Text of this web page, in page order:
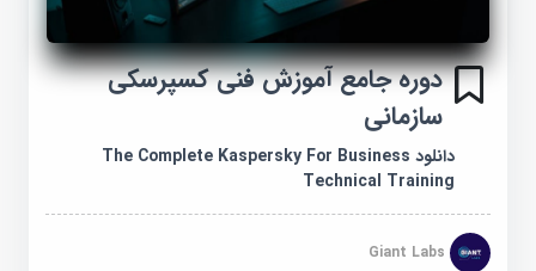
دوره جامع آموزش فنی کسپرسکی
سازمانی
دانلود The Complete Kaspersky For Business
Technical Training
Giant Labs